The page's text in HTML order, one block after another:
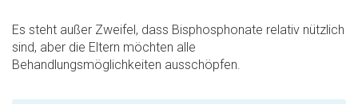
Es steht außer Zweifel, dass Bisphosphonate relativ nützlich
sind, aber die Eltern möchten alle
Behandlungsmöglichkeiten ausschöpfen.